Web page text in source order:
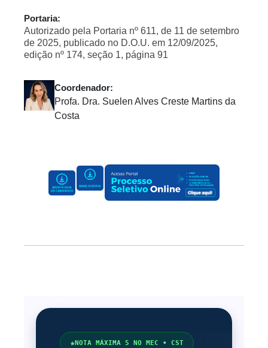
Portaria:
Autorizado pela Portaria nº 611, de 11 de setembro
de 2025, publicado no D.O.U. em 12/09/2025,
edição nº 174, seção 1, página 91
Coordenador:
Profa. Dra. Suelen Alves Creste Martins da
Costa
★NOTA MÁXIMA 5 NO MEC • CST